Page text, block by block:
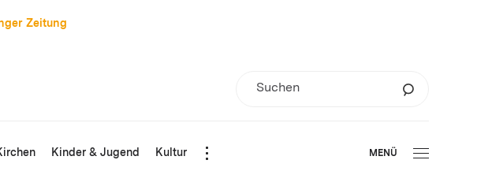
Zeitung
Kinder & Jugend Kultur MENÜ